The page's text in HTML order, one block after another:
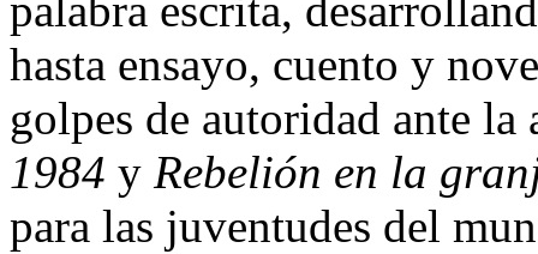
palabra escrita,
hasta ensayo, cuento y
golpes de autoridad ante
1984 y Rebelión en la
para las juventudes del